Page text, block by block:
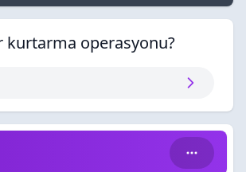
kurtarma operasyonu?
operasyonu?